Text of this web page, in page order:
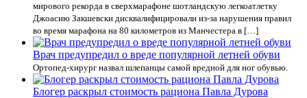
мирового рекорда в сверхмарафоне шотландскую легкоатлетку
Джоасию Закшевски дисквалифицировали из-за нарушения правил
во время марафона на 80 километров из Манчестера в […]
Врач предупредил о вреде популярной летней обуви
Ортопед-хирург назвал шлепанцы самой вредной для ног обувью.
Блогер раскрыл стоимость рациона Павла Дурова